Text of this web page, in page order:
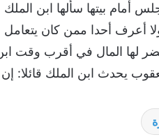
أمام بيتها سألها ابن
أحدا ممن كان يتعامل
لها المال في أقرب وقت
يحدث ابن الملك قائلا: